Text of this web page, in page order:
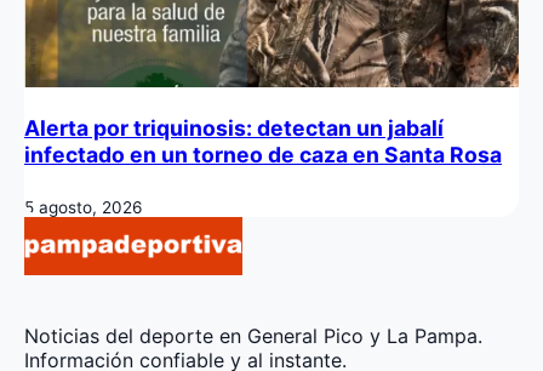
Alerta por triquinosis: detectan un jabalí
infectado en un torneo de caza en Santa Rosa
5 agosto, 2026
Noticias del deporte en General Pico y La Pampa.
Información confiable y al instante.